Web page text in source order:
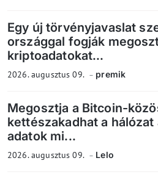
Egy új törvényjavaslat
országgal fogják
kriptoadatokat...
2026. augusztus 09. premik
Megosztja a Bitcoin-
kettészakadhat a
adatok mi...
2026. augusztus 09. Lelo